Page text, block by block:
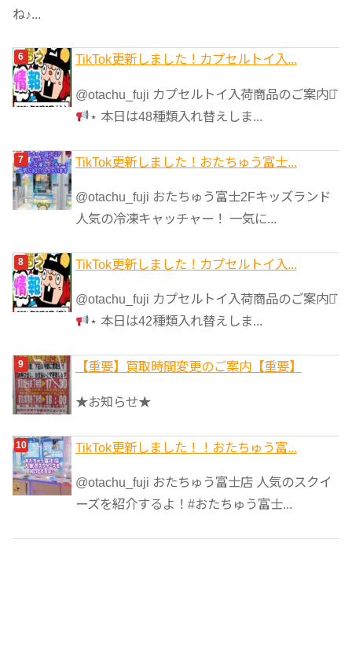
ね♪...
TikTok更新しました！カプセルトイ入...
@otachu_fuji カプセルトイ入荷商品のご案内⋆͛
⋆ 本日は48種類入れ替えしま...
TikTok更新しました！おたちゅう富士...
@otachu_fuji おたちゅう富士2Fキッズランド
人気の冷凍キャッチャー！ 一気に...
TikTok更新しました！カプセルトイ入...
@otachu_fuji カプセルトイ入荷商品のご案内⋆͛
⋆ 本日は42種類入れ替えしま...
【重要】買取時間変更のご案内【重要】
★お知らせ★
TikTok更新しました！！おたちゅう富...
@otachu_fuji おたちゅう富士店 人気のスクイ
ーズを紹介するよ！#おたちゅう富士...